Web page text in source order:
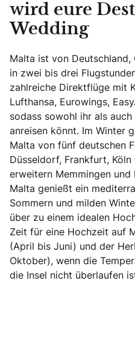
wird eure
Wedding
Malta ist von
in zwei bis drei
zahlreiche Direktflüge mit
Lufthansa, Eurowings,
sodass sowohl ihr als
anreisen könnt. Im Winter
Malta von fünf deutschen
Düsseldorf, Frankfurt,
erweitern Memmingen
Malta genießt ein
Sommern und milden
über zu einem idealen
Zeit für eine Hochzeit auf
(April bis Juni) und der
Oktober), wenn die
die Insel nicht überlaufen